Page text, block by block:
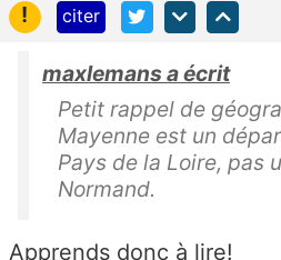
!
citer
maxlemans a écrit
Petit rappel de
Mayenne est un
Pays de la Loire, pas
Normand.
Apprends donc à lire!